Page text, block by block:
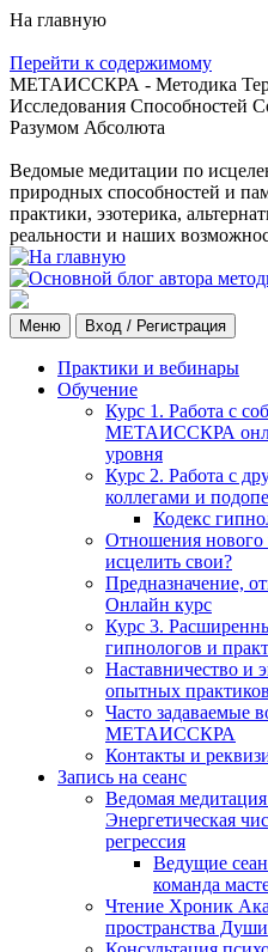
На главную
Перейти к содержимому
МЕТАИССКРА - Методика
Исследования Способностей
Разумом Абсолюта
Ведомые медитации по
природных способностей и
практики, эзотерика,
реальности и наших
Меню Вход / Регистрация
Практики и вебинары
Обучение
Курс 1. Работа с
МЕТАИССКРА
уровня
Курс 2. Работа с
коллегами и
Кодекс
Отношения нового
исцелить свои?
Предназначение,
Онлайн курс
Курс 3.
гипнологов и
Наставничество и
опытных практиков
Часто задаваемые
МЕТАИССКРА
Контакты и
Запись на сеанс
Ведомая
Энергетическая
регрессия
Ведущие
команда
Чтение Хроник
пространства Души